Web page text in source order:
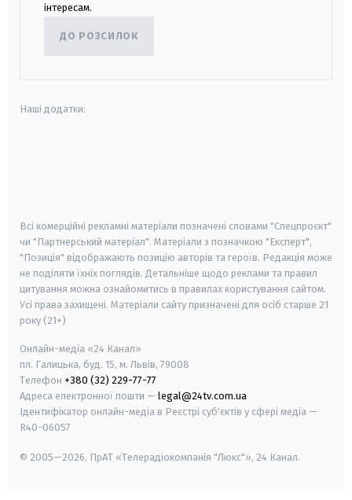
інтересам.
ДО РОЗСИЛОК
Наші додатки:
Всі комерційні рекламні матеріали позначені словами "Спецпроєкт"
чи "Партнерський матеріал". Матеріали з позначкою "Експерт",
"Позиція" відображають позицію авторів та героїв. Редакція може
не поділяти їхніх поглядів. Детальніше щодо реклами та правил
цитування можна ознайомитись в правилах користування сайтом.
Усі права захищені. Матеріали сайту призначені для осіб старше 21
року (21+)
Онлайн-медіа «24 Канал»
пл. Галицька, буд. 15, м. Львів, 79008
Телефон +380 (32) 229-77-77
Адреса електронної пошти — legal@24tv.com.ua
Ідентифікатор онлайн-медіа в Реєстрі суб'єктів у сфері медіа —
R40-06057
© 2005—2026, ПрАТ «Телерадіокомпанія "Люкс"», 24 Канал.